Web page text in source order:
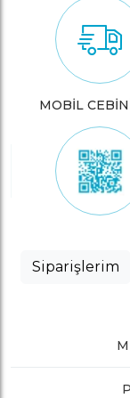
MOBİL
Siparişlerim